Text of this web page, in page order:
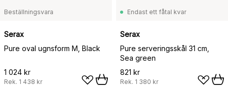
Beställningsvara
Serax
Pure oval ugnsform M, Black
1 024 kr
Rek. 1 438 kr
Endast ett fåtal kvar
Serax
Pure serveringsskål 31 cm,
Sea green
821 kr
Rek. 1 380 kr